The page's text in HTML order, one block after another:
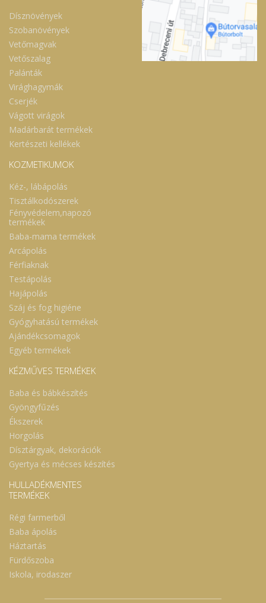
Dísznövények
Szobanövények
Vetőmagvak
Vetőszalag
Palánták
Virághagymák
Cserjék
Vágott virágok
Madárbarát termékek
Kertészeti kellékek
KOZMETIKUMOK
Kéz-, lábápolás
Tisztálkodószerek
Fényvédelem,napozó
termékek
Baba-mama termékek
Arcápolás
Férfiaknak
Testápolás
Hajápolás
Száj és fog higiéne
Gyógyhatású termékek
Ajándékcsomagok
Egyéb termékek
KÉZMŰVES TERMÉKEK
Baba és bábkészítés
Gyöngyfűzés
Ékszerek
Horgolás
Dísztárgyak, dekorációk
Gyertya és mécses készítés
HULLADÉKMENTES
TERMÉKEK
Régi farmerből
Baba ápolás
Háztartás
Fürdőszoba
Iskola, irodaszer